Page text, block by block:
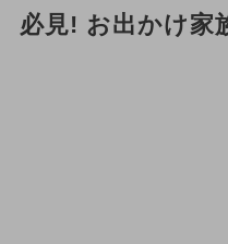
必見! お出かけ家